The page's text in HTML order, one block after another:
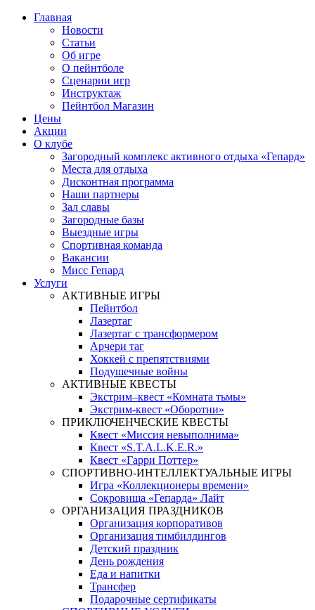
Главная
Новости
Статьи
Об игре
О пейнтболе
Сценарии игр
Инструктаж
Пейнтбол Магазин
Цены
Акции
О клубе
Загородный комплекс активного отдыха «Гепард»
Места для отдыха
Дисконтная программа
Наши партнеры
Зал славы
Загородные базы
Выездные игры
Спортивная команда
Вакансии
Мисс Гепард
Услуги
АКТИВНЫЕ ИГРЫ
Пейнтбол
Лазертаг
Лазертаг с трансформером
Арчери таг
Хоккей с препятствиями
Подушечные войны
АКТИВНЫЕ КВЕСТЫ
Экстрим–квест «Комната тьмы»
Экстрим-квест «Оборотни»
ПРИКЛЮЧЕНЧЕСКИЕ КВЕСТЫ
Квест «Миссия невыполнима»
Квест «S.T.A.L.K.E.R.»
Квест «Гарри Поттер»
СПОРТИВНО-ИНТЕЛЛЕКТУАЛЬНЫЕ ИГРЫ
Игра «Коллекционеры времени»
Сокровища «Гепарда» Лайт
ОРГАНИЗАЦИЯ ПРАЗДНИКОВ
Организация корпоративов
Организация тимбилдингов
Детский праздник
День рождения
Еда и напитки
Трансфер
Подарочные сертификаты